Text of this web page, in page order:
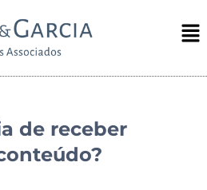
de receber